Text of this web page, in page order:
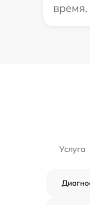
время.
Услуга